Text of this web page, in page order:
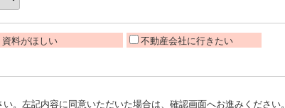
資料がほしい
不動産会社に行きたい
。左記内容に同意いただいた場合は、確認画面へお進みください。